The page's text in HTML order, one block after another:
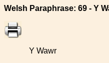
Welsh Paraphrase: 69 - Y
Y Wawr